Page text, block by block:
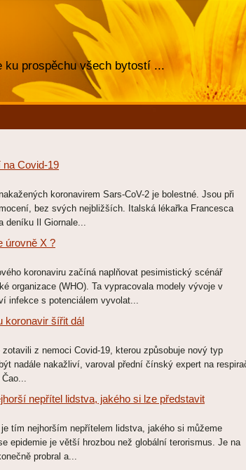
ku prospěchu všech bytostí ...
Covid-19
koronavirem Sars-CoV-2 je bolestné. Jsou při
bez svých nejbližších. Italská lékařka Francesca
deníku Il Giornale...
úrovně X ?
koronaviru začíná naplňovat pesimistický scénář
organizace (WHO). Ta vypracovala modely vývoje v
infekce s potenciálem vyvolat...
koronavir šířit dál
z nemoci Covid-19, kterou způsobuje nový typ
nadále nakažliví, varoval přední čínský expert na
nepřítel lidstva, jakého si lze představit
tím nejhorším nepřítelem lidstva, jakého si můžeme
epidemie je větší hrozbou než globální terorismus. Je na
probral a...